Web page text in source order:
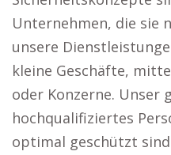
Unternehmen, die sie
unsere
kleine Geschäfte,
oder Konzerne. Unser
hochqualifiziertes
optimal geschützt